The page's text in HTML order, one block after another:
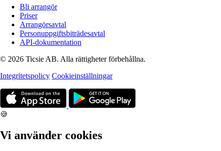
Bli arrangör
Priser
Arrangörsavtal
Personuppgiftsbiträdesavtal
API-dokumentation
© 2026 Ticsie AB. Alla rättigheter förbehållna.
Integritetspolicy Cookieinställningar
🍪
Vi använder cookies